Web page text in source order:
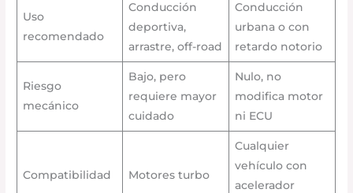
Uso
recomendado
Conducción
deportiva,
arrastre, off-road
Conducción
urbana o con
retardo notorio
Riesgo
mecánico
Bajo, pero
requiere mayor
cuidado
Nulo, no
modifica motor
ni ECU
Compatibilidad Motores turbo
Cualquier
vehículo con
acelerador